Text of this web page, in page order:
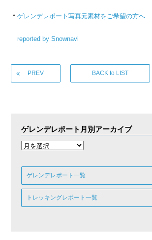
＊ゲレンデレポート写真元素材をご希望の方へ
reported by Snownavi
PREV BACK to LIST
ゲレンデレポート月別アーカイブ
ゲレンデレポート一覧
トレッキングレポート一覧